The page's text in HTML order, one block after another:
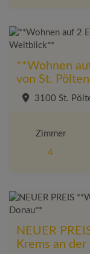
**Wohnen
von St.
3100 St.
Zimmer
4
NEUER
Krems an